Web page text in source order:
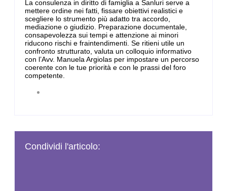
La consulenza in diritto di famiglia a Sanluri serve a
mettere ordine nei fatti, fissare obiettivi realistici e
scegliere lo strumento più adatto tra accordo,
mediazione o giudizio. Preparazione documentale,
consapevolezza sui tempi e attenzione ai minori
riducono rischi e fraintendimenti. Se ritieni utile un
confronto strutturato, valuta un colloquio informativo
con l’Avv. Manuela Argiolas per impostare un percorso
coerente con le tue priorità e con le prassi del foro
competente.
Condividi l'articolo: